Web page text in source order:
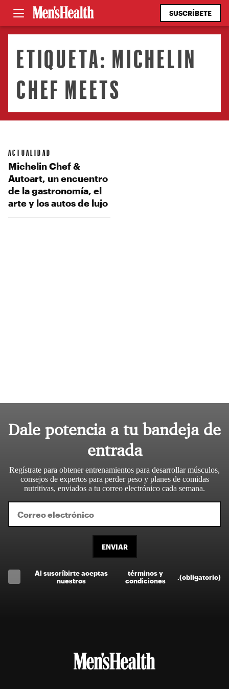
SUSCRÍBETE
ETIQUETA: MICHELIN
CHEF MEETS
ACTUALIDAD
Michelin Chef &
Autoart, un encuentro
de la gastronomía, el
arte y los autos de lujo
Dale potencia a tu bandeja de
entrada
Regístrate para obtener entrenamientos para desarrollar músculos,
consejos de expertos para perder peso y planes de comidas
nutritivas, enviados a tu correo electrónico cada semana.
ENVIAR
Al suscríbirte aceptas
nuestros
términos y
condiciones
(obligatorio)